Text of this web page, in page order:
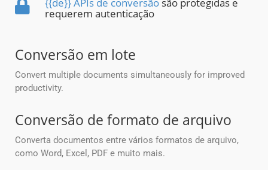
{{de}} APIs de conversão são protegidas e
requerem autenticação
Conversão em lote
Convert multiple documents simultaneously for improved
productivity.
Conversão de formato de arquivo
Converta documentos entre vários formatos de arquivo,
como Word, Excel, PDF e muito mais.